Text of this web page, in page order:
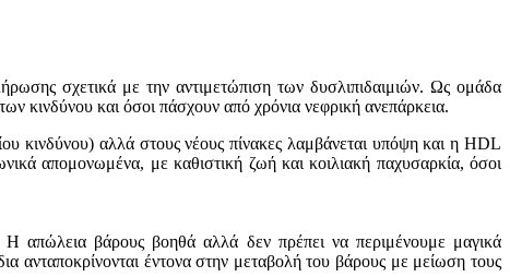
σχετικά με την αντιμετώπιση των δυσλιπιδαιμιών. Ως ομάδα
κινδύνου και όσοι πάσχουν από χρόνια νεφρική ανεπάρκεια.
κινδύνου) αλλά στους νέους πίνακες λαμβάνεται υπόψη και η HDL
απομονωμένα, με καθιστική ζωή και κοιλιακή παχυσαρκία, όσοι
απώλεια βάρους βοηθά αλλά δεν πρέπει να περιμένουμε μαγικά
ανταποκρίνονται έντονα στην μεταβολή του βάρους με μείωση τους